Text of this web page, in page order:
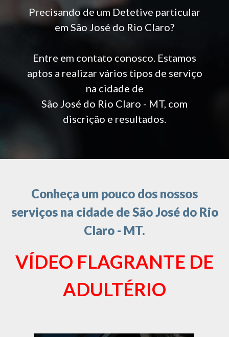
Precisando de um Detetive particular
em São José do Rio Claro?
Entre em contato conosco. Estamos
aptos a realizar vários tipos de serviço
na cidade de
São José do Rio Claro - MT, com
discrição e resultados.
Conheça um pouco dos nossos
serviços na cidade de São José do Rio
Claro - MT.
VÍDEO FLAGRANTE DE
ADULTÉRIO